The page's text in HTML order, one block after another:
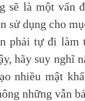
sẽ là một vấn
sử dụng cho
phải tự đi làm
hãy suy nghĩ
nhiều mật
những vẫn